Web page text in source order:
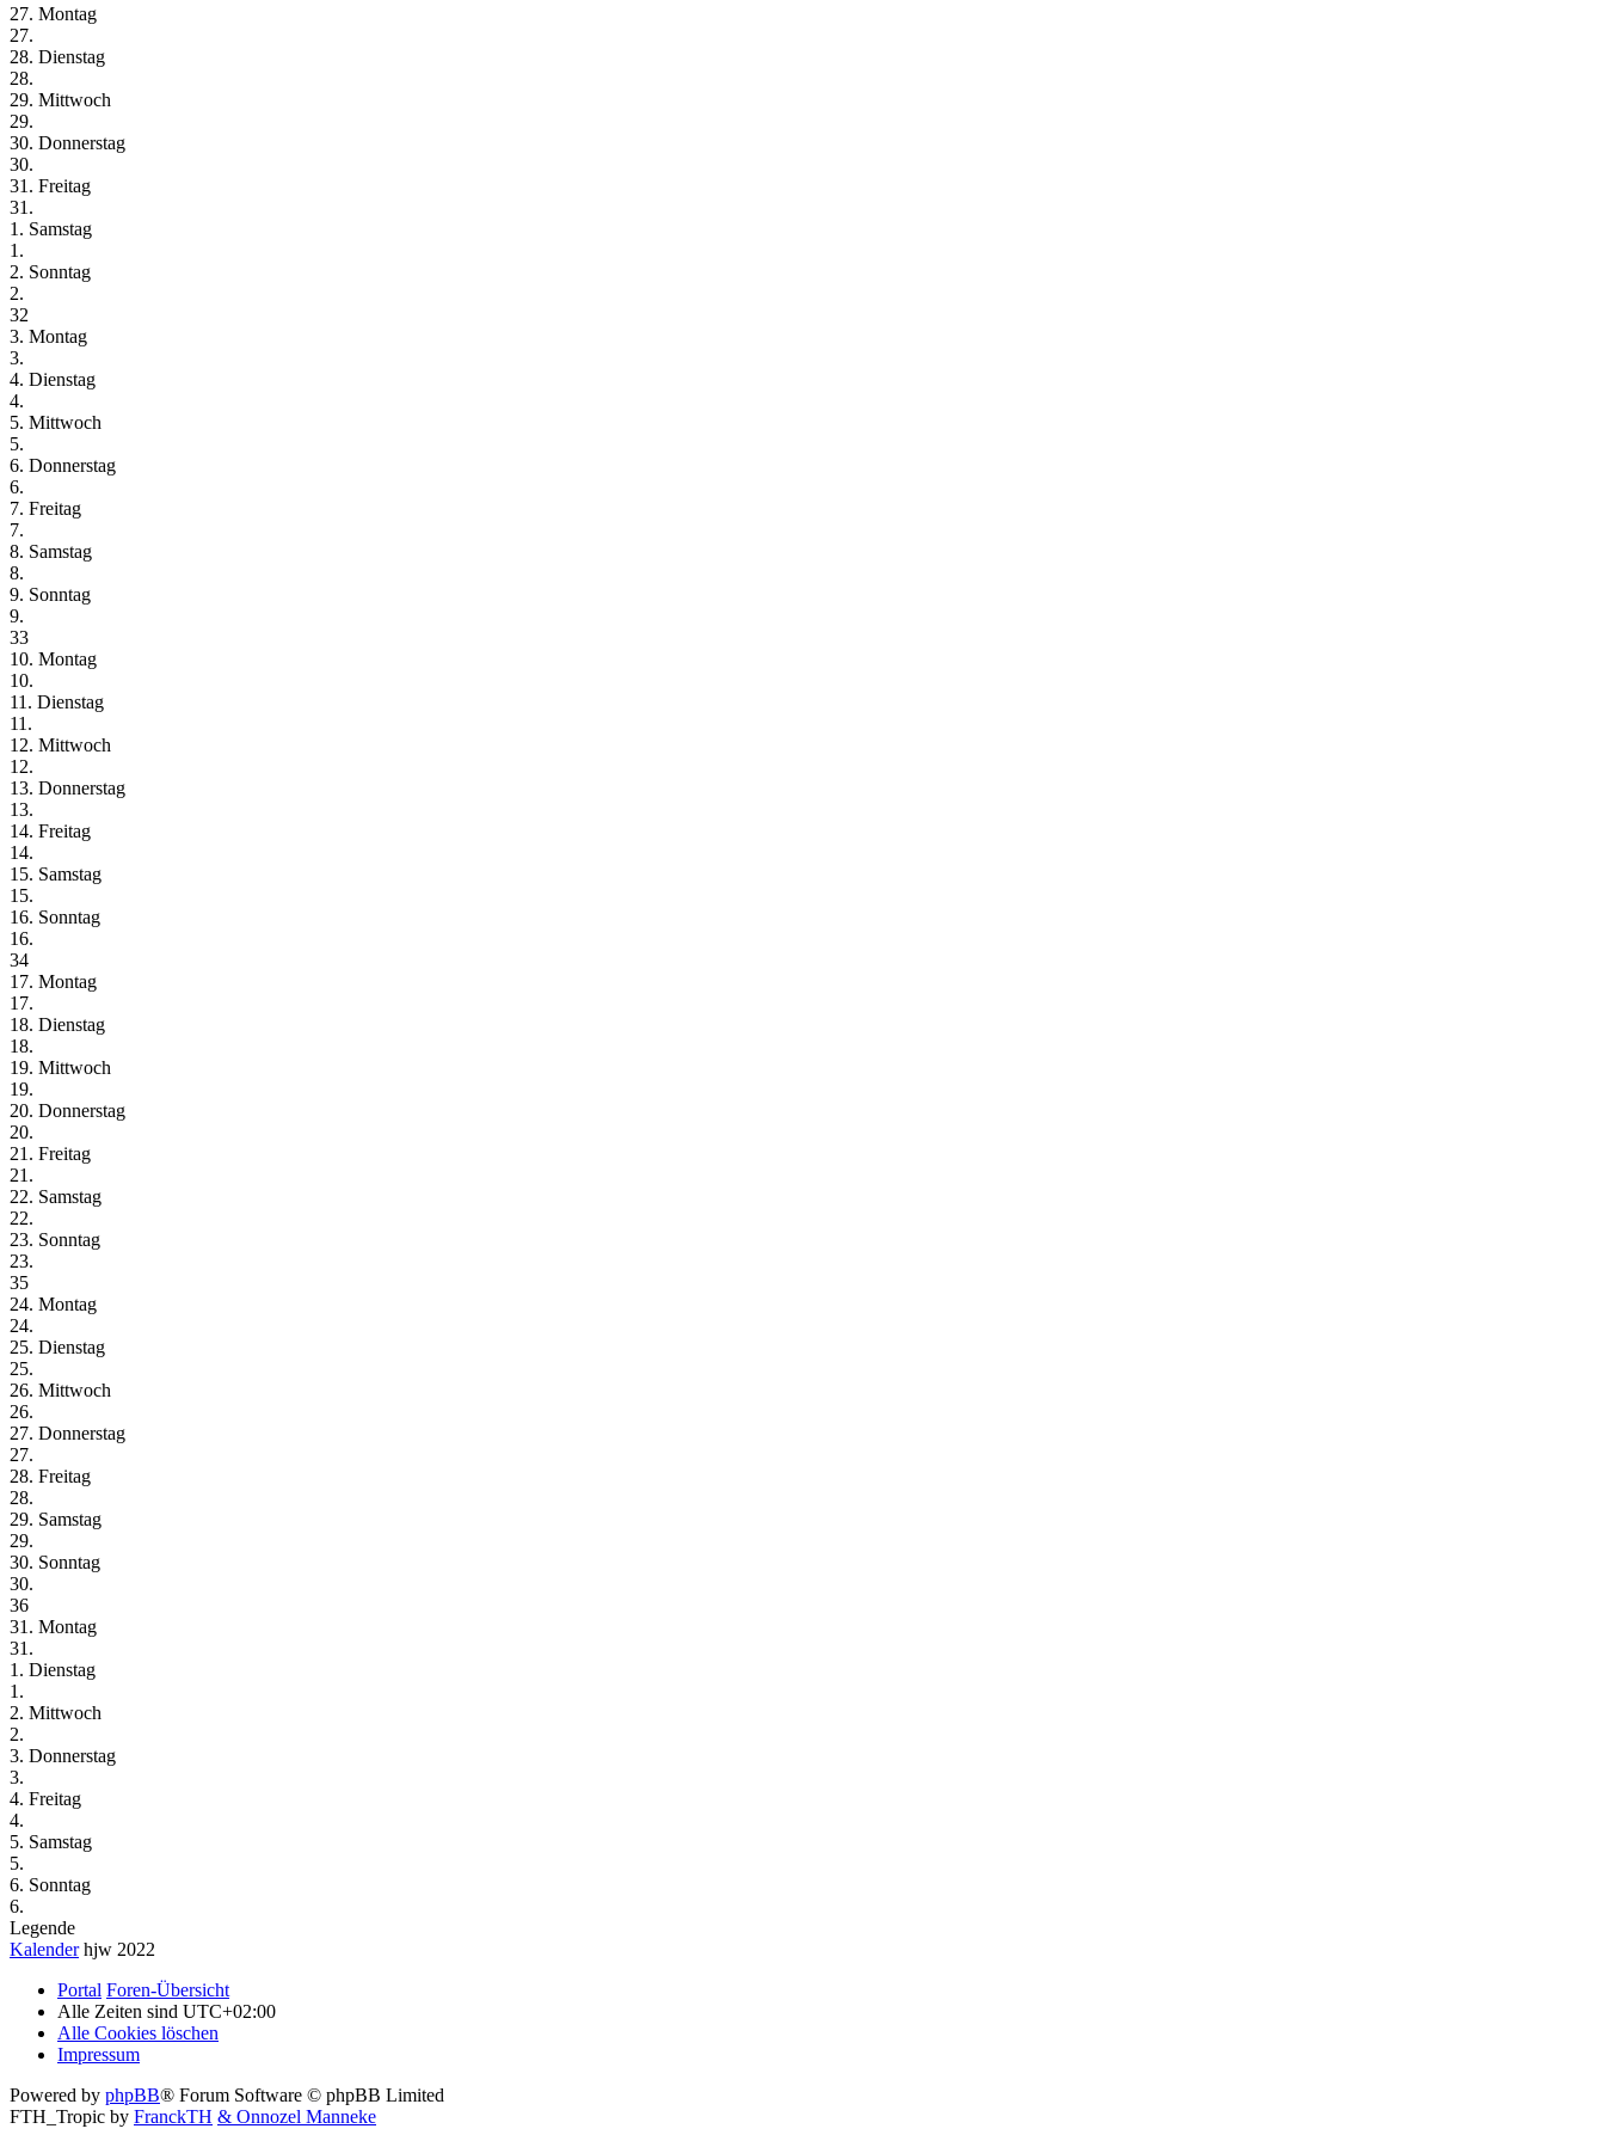
27. Montag
27.
28. Dienstag
28.
29. Mittwoch
29.
30. Donnerstag
30.
31. Freitag
31.
1. Samstag
1.
2. Sonntag
2.
32
3. Montag
3.
4. Dienstag
4.
5. Mittwoch
5.
6. Donnerstag
6.
7. Freitag
7.
8. Samstag
8.
9. Sonntag
9.
33
10. Montag
10.
11. Dienstag
11.
12. Mittwoch
12.
13. Donnerstag
13.
14. Freitag
14.
15. Samstag
15.
16. Sonntag
16.
34
17. Montag
17.
18. Dienstag
18.
19. Mittwoch
19.
20. Donnerstag
20.
21. Freitag
21.
22. Samstag
22.
23. Sonntag
23.
35
24. Montag
24.
25. Dienstag
25.
26. Mittwoch
26.
27. Donnerstag
27.
28. Freitag
28.
29. Samstag
29.
30. Sonntag
30.
36
31. Montag
31.
1. Dienstag
1.
2. Mittwoch
2.
3. Donnerstag
3.
4. Freitag
4.
5. Samstag
5.
6. Sonntag
6.
Legende
Kalenderhjw 2022
Portal Foren-Übersicht
Alle Zeiten sind UTC+02:00
Alle Cookies löschen
Impressum
Powered by phpBB® Forum Software © phpBB Limited
FTH_Tropic by FranckTH & Onnozel Manneke